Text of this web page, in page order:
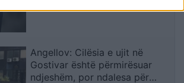
Angellov: Cilësia e ujit në
Gostivar është përmirësuar
ndjeshëm, por ndalesa për